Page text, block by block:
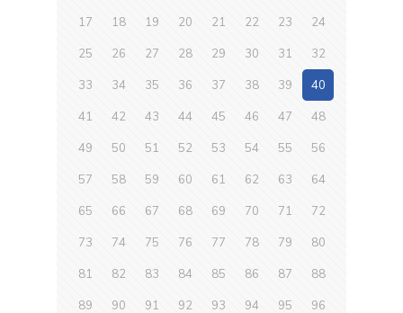
17 18 19 20 21 22 23 24
25 26 27 28 29 30 31 32
33 34 35 36 37 38 39 40
41 42 43 44 45 46 47 48
49 50 51 52 53 54 55 56
57 58 59 60 61 62 63 64
65 66 67 68 69 70 71 72
73 74 75 76 77 78 79 80
81 82 83 84 85 86 87 88
89 90 91 92 93 94 95 96